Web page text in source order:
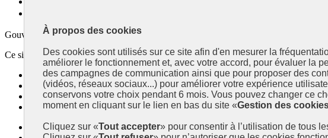
À propos des cookies
Des cookies sont utilisés sur ce site afin d'en mesurer la
améliorer le fonctionnement et, avec votre accord, pour évaluer la
des campagnes de communication ainsi que pour proposer des
(vidéos, réseaux sociaux...) pour améliorer votre expérience
conservons votre choix pendant 6 mois. Vous pouvez changer ce
moment en cliquant sur le lien en bas du site «Gestion des
Cliquez sur «Tout accepter» pour consentir à l’utilisation de tous
Gouvernement
Ce site propose l’information de référence concernant l’Agenda 2030 et la feuille de
info.gouv.fr- ouvre une nouvelle fenêtre
service-public.fr- ouvre une nouvelle fenêtre
legifrance.gouv.fr- ouvre une nouvelle fenêtre
data.gouv.fr- ouvre une nouvelle fenêtre
Plan du site